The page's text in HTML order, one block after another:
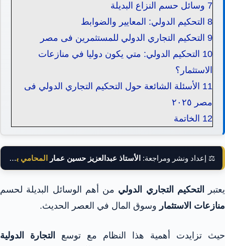
7 وسائل حسم النزاع البديلة
8 التحكيم الدولي: المعايير والضوابط
9 التحكيم التجاري الدولي للمستثمرين فى مصر
10 التحكيم الدولي: متي يكون دوليا في منازعات
الاستثمار؟
11 الأسئلة الشائعة حول التحكيم التجاري الدولي فى
مصر ٢٠٢٥
12 الخاتمة
⚖️ إعداد ونشر ومراجعة: الأستاذ عبدالعزيز حسين عمار المحامي بالنقض
يعتبر التحكيم التجاري الدولي من أهم الوسائل البديلة لحسم
منازعات الاستثمار وسوق المال في العصر الحديث.
حيث تزايدت أهمية هذا النظام مع توسع
التجارة الدولية